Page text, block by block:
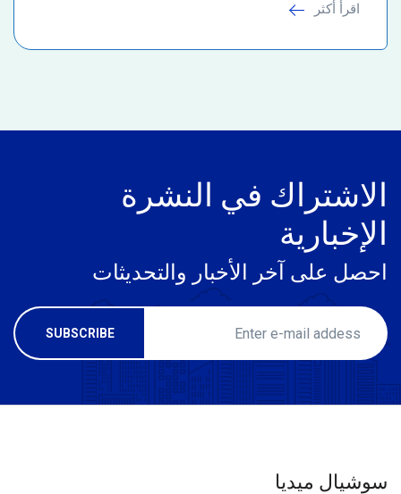
اقرأ أكثر
الاشتراك في النشرة
الإخبارية
احصل على آخر الأخبار والتحديثات
سوشيال ميديا